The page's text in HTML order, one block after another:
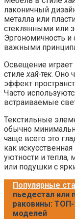
лаконичный
металла или
стеклянными или
Эргономичность и
важными
Освещение
стилехай-тек. Оно
эффект
Часто
встраиваемые
Текстильные
обычно
чаще всего это
как
уютности и тепла,
или подушки с
Популярные
пьедестал или
раковины:
моделей